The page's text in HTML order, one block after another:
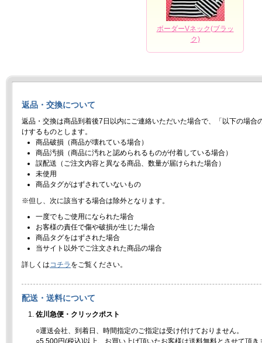
ボーダーVネック(ブラッ
ク)
返品・交換について
返品・交換は商品到着後7日以内にご連絡いただいた場合で、「以下の場合
けするものとします。
商品破損（商品が壊れている場合）
商品汚損（商品に汚れと認められるものが付着している場合）
誤配送（ご注文内容と異なる商品、数量が届けられた場合）
未使用
商品タグがはずされていないもの
※但し、次に該当する場合は除外となります。
一度でもご使用になられた場合
お客様の責任で傷や破損が生じた場合
商品タグをはずされた場合
当サイト以外でご注文された商品の場合
詳しくは コチラ をご覧ください。
配送・送料について
佐川急便・クリックポスト
○運送会社、到着日、時間指定のご指定は受け付けておりません。
○5,500円(税込)以上、お買い上げ頂いたお客様は送料無料とさせて頂き